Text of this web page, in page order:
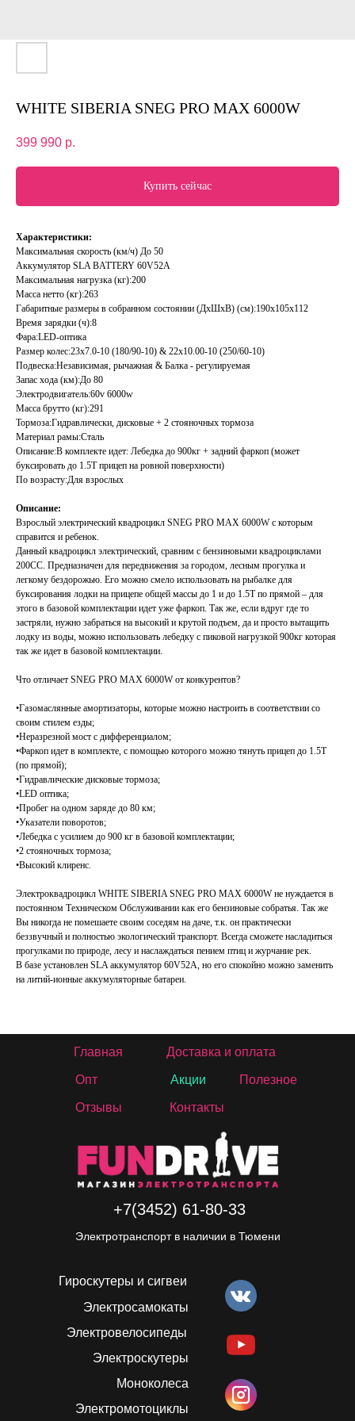
WHITE SIBERIA SNEG PRO MAX 6000W
399 990 р.
Купить сейчас
Характеристики:
Максимальная скорость (км/ч) До 50
Аккумулятор SLA BATTERY 60V52A
Максимальная нагрузка (кг):200
Масса нетто (кг):263
Габаритные размеры в собранном состоянии (ДxШxВ) (см):190x105x112
Время зарядки (ч):8
Фара:LED-оптика
Размер колес:23x7.0-10 (180/90-10) & 22x10.00-10 (250/60-10)
Подвеска:Независимая, рычажная & Балка - регулируемая
Запас хода (км):До 80
Электродвигатель:60v 6000w
Масса брутто (кг):291
Тормоза:Гидравлически, дисковые + 2 стояночных тормоза
Материал рамы:Сталь
Описание:В комплекте идет: Лебедка до 900кг + задний фаркоп (может
буксировать до 1.5Т прицеп на ровной поверхности)
По возрасту:Для взрослых
Описание:
Взрослый электрический квадроцикл SNEG PRO MAX 6000W с которым
справится и ребенок.
Данный квадроцикл электрический, сравним с бензиновыми квадроциклами
200CC. Предназначен для передвижения за городом, лесным прогулка и
легкому бездорожью. Его можно смело использовать на рыбалке для
буксирования лодки на прицепе общей массы до 1 и до 1.5Т по прямой – для
этого в базовой комплектации идет уже фаркоп. Так же, если вдруг где то
застряли, нужно забраться на высокий и крутой подъем, да и просто вытащить
лодку из воды, можно использовать лебедку с пиковой нагрузкой 900кг которая
так же идет в базовой комплектации.
Что отличает SNEG PRO MAX 6000W от конкурентов?
•Газомаслянные амортизаторы, которые можно настроить в соответствии со
своим стилем езды;
•Неразрезной мост с дифференциалом;
•Фаркоп идет в комплекте, с помощью которого можно тянуть прицеп до 1.5Т
(по прямой);
•Гидравлические дисковые тормоза;
•LED оптика;
•Пробег на одном заряде до 80 км;
•Указатели поворотов;
•Лебедка с усилием до 900 кг в базовой комплектации;
•2 стояночных тормоза;
•Высокий клиренс.
Электроквадроцикл WHITE SIBERIA SNEG PRO MAX 6000W не нуждается в
постоянном Техническом Обслуживании как его бензиновые собратья. Так же
Вы никогда не помешаете своим соседям на даче, т.к. он практически
беззвучный и полностью экологический транспорт. Всегда сможете насладиться
прогулками по природе, лесу и наслаждаться пением птиц и журчание рек.
В базе установлен SLA аккумулятор 60V52A, но его спокойно можно заменить
на литий-ионные аккумуляторные батареи.
Гироскутеры и сигвеи
Электросамокаты
Электровелосипеды
Электроскутеры
Моноколеса
Электромотоциклы
Главная Доставка и оплата
Опт
Отзывы
Акции
Контакты
+7(3452) 61-80-33
Электротранспорт в наличии в Тюмени
Полезное